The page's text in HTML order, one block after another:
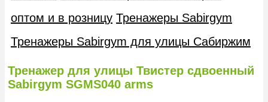
оптом и в розницу Тренажеры Sabirgym
Тренажеры Sabirgym для улицы Сабиржим
Тренажер для улицы Твистер сдвоенный
Sabirgym SGMS040 arms